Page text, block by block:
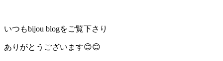
いつもbijou blogをご覧下さり
ありがとうございます😊😊